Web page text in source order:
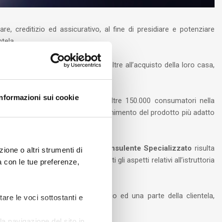
sui cookie
o altri strumenti di
con le tue preferenze,
le voci sottostanti e
creditizio ed assicurativo, al fine di presidiare e potenziare
di assistere gli utenti che, oltre all’acquisto della loro casa,
on line ed ha assistito oltre 150.000 consumatori nella
la consulenza per l’ottenimento del prodotto più adatto
l’assistenza on line di un Consulente Specializzato risulta
e per la definizione di tutti gli aspetti relativi all’istruttoria
l’accensione di un mutuo ed una parte della clientela,